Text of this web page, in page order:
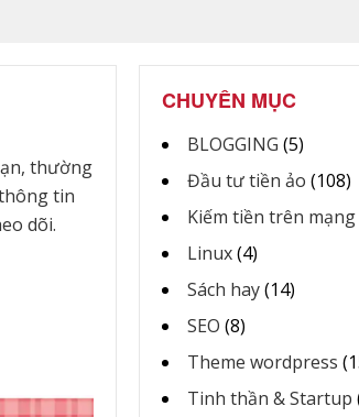
thường
tin
dõi.
CHUYÊN MỤC
BLOGGING (5)
Đầu tư tiền ảo (108)
Kiếm tiền trên mạng
Linux(4)
Sách hay(14)
SEO (8)
Theme wordpress
Tinh thần & Startup